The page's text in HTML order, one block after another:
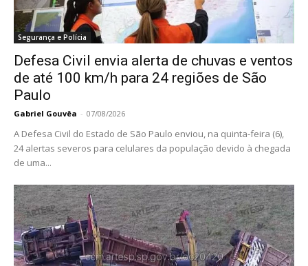
Segurança e Polícia
Defesa Civil envia alerta de chuvas e ventos
de até 100 km/h para 24 regiões de São
Paulo
Gabriel Gouvêa - 07/08/2026
A Defesa Civil do Estado de São Paulo enviou, na quinta-feira (6),
24 alertas severos para celulares da população devido à chegada
de uma...